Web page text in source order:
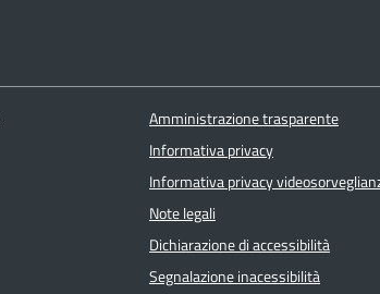
Amministrazione trasparente
Informativa privacy
Informativa privacy
Note legali
Dichiarazione di accessibilità
Segnalazione inacessibilità